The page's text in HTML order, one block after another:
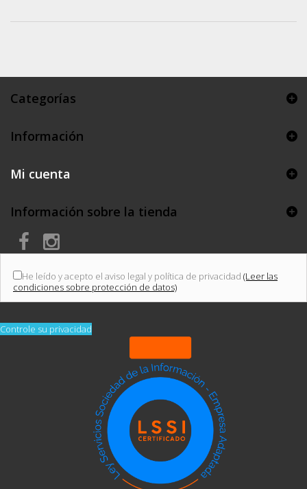
Categorías
Información
Mi cuenta
Información sobre la tienda
He leído y acepto el aviso legal y política de privacidad (Leer las
condiciones sobre protección de datos)
Controle su privacidad